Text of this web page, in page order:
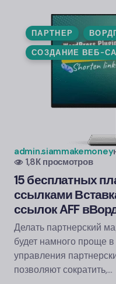
ПАРТНЕР
СОЗДАНИЕ ВЕБ-
admin.siammakemoney
1,8К просмотров
15 бесплатных
ссылками
ссылок AFF в
Делать партнерский
будет намного проще
управления
позволяют сократить,…